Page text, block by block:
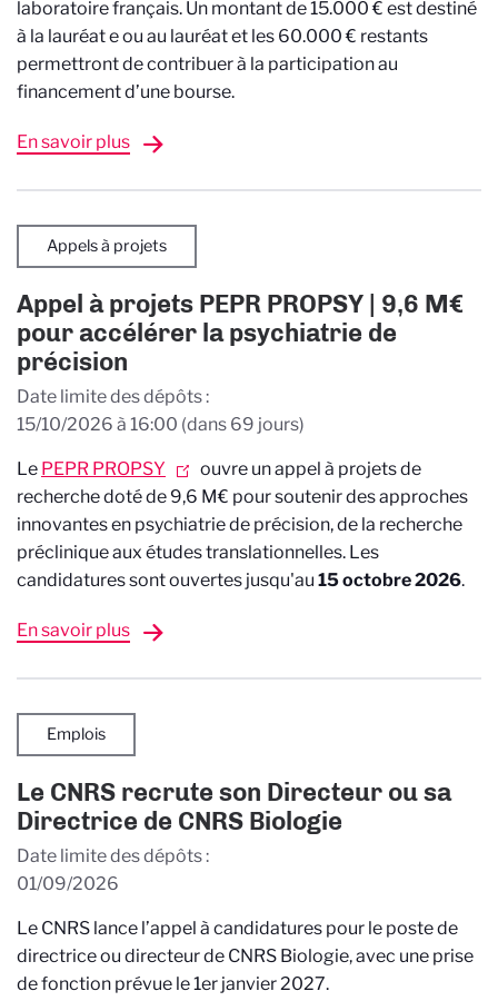
laboratoire français. Un montant de 15.000 € est destiné
à la lauréat e ou au lauréat et les 60.000 € restants
permettront de contribuer à la participation au
financement d’une bourse.
En savoir plus
Appels à projets
Appel à projets PEPR PROPSY | 9,6 M€
pour accélérer la psychiatrie de
précision
Date limite des dépôts
15/10/2026 à 16:00 (dans 69 jours)
Le PEPR PROPSY
ouvre un appel à projets de
recherche doté de 9,6 M€ pour soutenir des approches
innovantes en psychiatrie de précision, de la recherche
préclinique aux études translationnelles. Les
candidatures sont ouvertes jusqu'au 15 octobre 2026.
En savoir plus
Emplois
Le CNRS recrute son Directeur ou sa
Directrice de CNRS Biologie
Date limite des dépôts
01/09/2026
Le CNRS lance l’appel à candidatures pour le poste de
directrice ou directeur de CNRS Biologie, avec une prise
de fonction prévue le 1er janvier 2027.